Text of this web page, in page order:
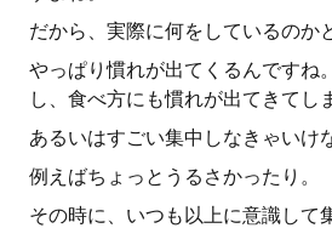
だから、実際に何をしているのか
やっぱり慣れが出てくるんですね
し、食べ方にも慣れが出てきてし
あるいはすごい集中しなきゃいけ
例えばちょっとうるさかったり。
その時に、いつも以上に意識して